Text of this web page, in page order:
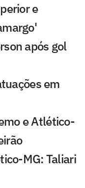
e
após gol
em
e Atlético-
MG: Taliari